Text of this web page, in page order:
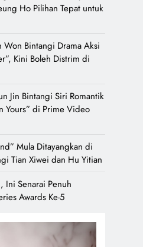
Ho Pilihan Tepat untuk
Won Bintangi Drama Aksi
Kini Boleh Distrim di
Jin Bintangi Siri Romantik
Yours” di Prime Video
Mula Ditayangkan di
Tian Xiwei dan Hu Yitian
Ini Senarai Penuh
Awards Ke-5